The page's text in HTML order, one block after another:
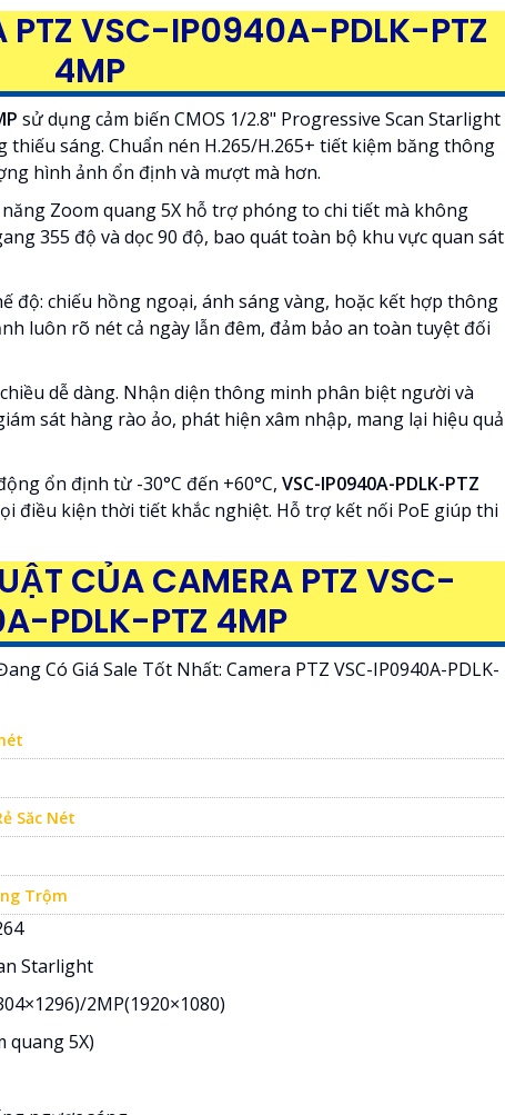
PTZ VSC-IP0940A-PDLK-PTZ
4MP
sử dụng cảm biến CMOS 1/2.8" Progressive Scan Starlight
sáng. Chuẩn nén H.265/H.265+ tiết kiệm băng thông
hình ảnh ổn định và mượt mà hơn.
Zoom quang 5X hỗ trợ phóng to chi tiết mà không
355 độ và dọc 90 độ, bao quát toàn bộ khu vực quan sát
độ: chiếu hồng ngoại, ánh sáng vàng, hoặc kết hợp thông
luôn rõ nét cả ngày lẫn đêm, đảm bảo an toàn tuyệt đối
dễ dàng. Nhận diện thông minh phân biệt người và
sát hàng rào ảo, phát hiện xâm nhập, mang lại hiệu quả
ổn định từ -30°C đến +60°C, VSC-IP0940A-PDLK-PTZ
điều kiện thời tiết khắc nghiệt. Hỗ trợ kết nối PoE giúp thi
CỦA CAMERA PTZ VSC-
PDLK-PTZ 4MP
Có Giá Sale Tốt Nhất: Camera PTZ VSC-IP0940A-PDLK-
Săc Nét
Trộm
Starlight
2MP(1920×1080)
quang 5X)